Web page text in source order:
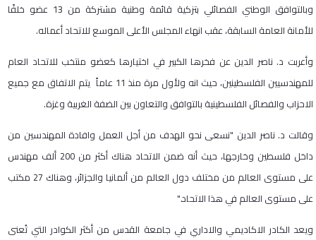
وبالتوافق الوطني الفصائلي بتزكية قائمة وطنية مشتركة من 13 عضو خلفًا
للأمانة العامة السابقة، عقب انهاء المجلس الأعلى الموسع للاتحاد أعماله.
وأعربت د. ناصر الدين عن فخرها الكبير في اختيارها كعضو منتخب للاتحاد العام
للمهندسيين الفلسطينين، حيث انه ولأول مرة منذ 11 عاماً يتم الاتفاق مع جميع
الاحزاب والفصائل الفلسطينية بالتوافق والتعاون بين الضفة الغربية وغزة.
وقالت د. ناصر الدين "نسعى نحو الهدف من أجل العمل وافادة المهندسين من
داخل فلسطين وخارجها، حيث أنه ضمن الاتحاد هناك أكثر من 200 ألف مهندس
على مستوى العالم من مختلف دول العالم من ألمانيا والجزائر، وهناك 27 مكتب
على مستوى العالم في هذا الاتحاد."
ويعد الكادر الاكاديمي والاداري في جامعة القدس من أكثر الكوادر التي تُعنى